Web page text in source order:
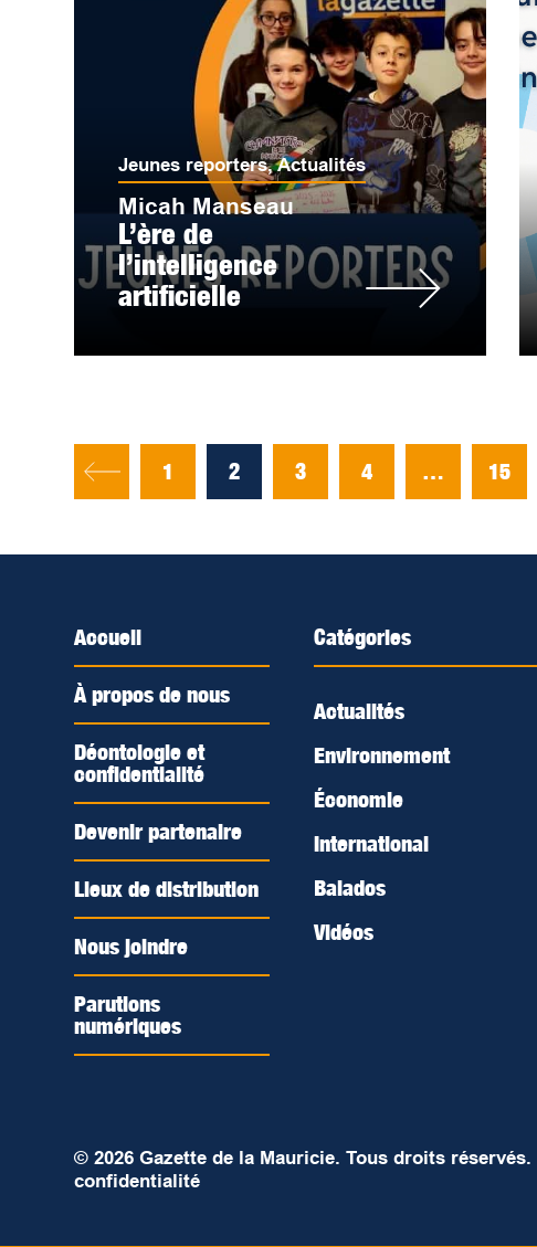
Jeunes reporters,Actualités
Micah Manseau
L’ère de
l’intelligence
artificielle
1 2 3 4 … 15
Accueil
À propos de nous
Déontologie et
confidentialité
Devenir partenaire
Lieux de distribution
Nous joindre
Parutions
numériques
Catégories
Actualités
Environnement
Économie
International
Balados
Vidéos
© 2026 Gazette de la Mauricie. Tous droits réservés.
confidentialité